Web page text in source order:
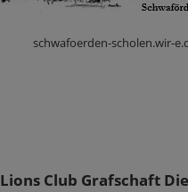
schwafoerden-scholen.wir-
Lions Club Grafschaft